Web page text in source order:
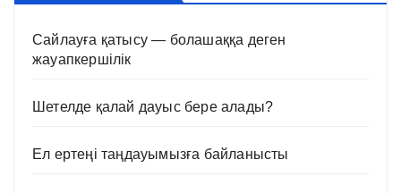
Сайлауға қатысу — болашаққа деген
жауапкершілік
Шетелде қалай дауыс бере алады?
Ел ертеңі таңдауымызға байланысты